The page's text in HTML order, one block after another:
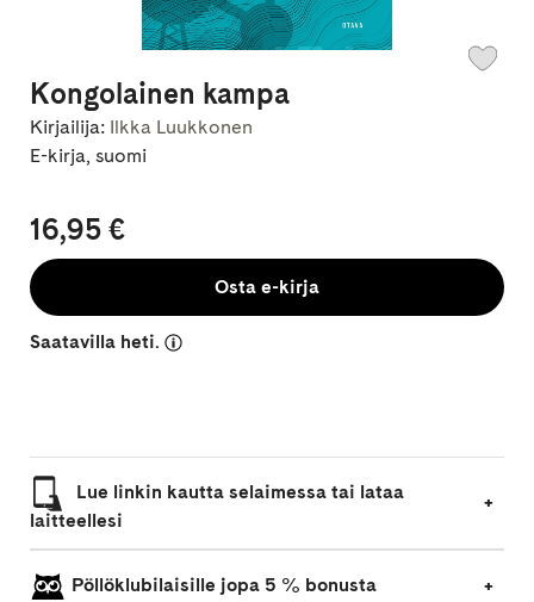
Kongolainen kampa
Kirjailija: Ilkka Luukkonen
E-kirja, suomi
16,95 €
Osta e-kirja
Saatavilla heti.
Lue linkin kautta selaimessa tai lataa
laitteellesi
Pöllöklubilaisille jopa 5 % bonusta